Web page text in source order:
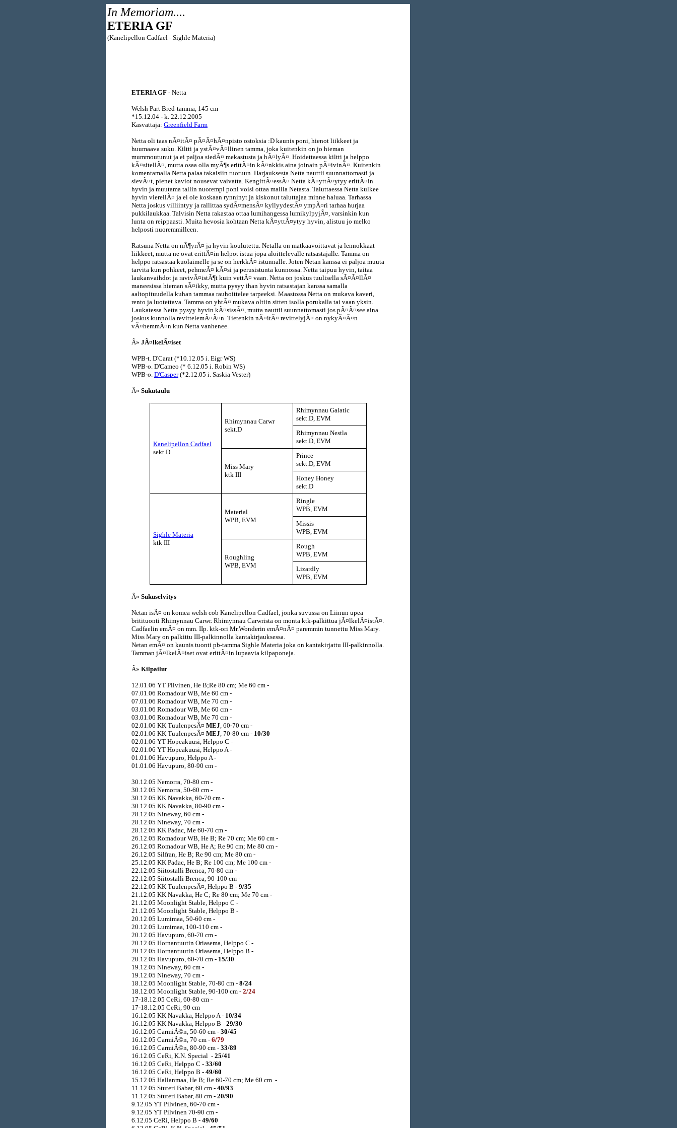
In Memoriam....
ETERIA GF
(Kanelipellon Cadfael - Sighle Materia)
ETERIA GF - Netta
Welsh Part Bred-tamma, 145 cm
*15.12.04 - k. 22.12.2005
Kasvattaja: Greenfield Farm
Netta oli taas nÃ¤itÃ¤ pÃ¤Ã¤hÃ¤npisto ostoksia :D kaunis poni, hienot liikkeet ja
huumaava suku. Kiltti ja ystÃ¤vÃ¤llinen tamma, joka kuitenkin on jo hieman
mummoutunut ja ei paljoa siedÃ¤ mekastusta ja hÃ¤lyÃ¤. Hoidettaessa kiltti ja helppo
kÃ¤sitellÃ¤, mutta osaa olla myÃ¶s erittÃ¤in kÃ¤nkkis aina joinain pÃ¤ivinÃ¤. Kuitenkin
komentamalla Netta palaa takaisiin ruotuun. Harjauksesta Netta nauttii suunnattomasti ja
sievÃ¤t, pienet kaviot nousevat vaivatta. KengittÃ¤essÃ¤ Netta kÃ¤yttÃ¤ytyy erittÃ¤in
hyvin ja muutama tallin nuorempi poni voisi ottaa mallia Netasta. Taluttaessa Netta kulkee
hyvin vierellÃ¤ ja ei ole koskaan rynninyt ja kiskonut taluttajaa minne haluaa. Tarhassa
Netta joskus villiintyy ja rallittaa sydÃ¤mensÃ¤ kyllyydestÃ¤ ympÃ¤ri tarhaa hurjaa
pukkilaukkaa. Talvisin Netta rakastaa ottaa lumihangessa lumikylpyjÃ¤, varsinkin kun
lunta on reippaasti. Muita hevosia kohtaan Netta kÃ¤yttÃ¤ytyy hyvin, alistuu jo melko
helposti nuoremmilleen.
Ratsuna Netta on nÃ¶yrÃ¤ ja hyvin koulutettu. Netalla on matkaavoittavat ja lennokkaat
liikkeet, mutta ne ovat erittÃ¤in helpot istua jopa aloittelevalle ratsastajalle. Tamma on
helppo ratsastaa kuolaimelle ja se on herkkÃ¤ istunnalle. Joten Netan kanssa ei paljoa muuta
tarvita kun pohkeet, pehmeÃ¤ kÃ¤si ja perusistunta kunnossa. Netta taipuu hyvin, taitaa
laukanvaihdot ja ravivÃ¤istÃ¶t kuin vettÃ¤ vaan. Netta on joskus tuulisella sÃ¤Ã¤llÃ¤
maneesissa hieman sÃ¤ikky, mutta pysyy ihan hyvin ratsastajan kanssa samalla
aaltopituudella kuhan tammaa rauhoittelee tarpeeksi. Maastossa Netta on mukava kaveri,
rento ja luotettava. Tamma on yhtÃ¤ mukava oltiin sitten isolla porukalla tai vaan yksin.
Laukatessa Netta pysyy hyvin kÃ¤sissÃ¤, mutta nauttii suunnattomasti jos pÃ¤Ã¤see aina
joskus kunnolla revittelemÃ¤Ã¤n. Tietenkin nÃ¤itÃ¤ revittelyjÃ¤ on nykyÃ¤Ã¤n
vÃ¤hemmÃ¤n kun Netta vanhenee.
Â» JÃ¤lkelÃ¤iset
WPB-t. D'Carat (*10.12.05 i. Eigr WS)
WPB-o. D'Cameo (* 6.12.05 i. Robin WS)
WPB-o. D'Casper(*2.12.05 i. Saskia Vester)
Â» Sukutaulu
Kanelipellon Cadfael
sekt.D
Rhimynnau Carwr
sekt.D
Rhimynnau Galatic
sekt.D, EVM
Rhimynnau Nestla
sekt.D, EVM
Miss Mary
ktk III
Prince
sekt.D, EVM
Honey Honey
sekt.D
Sighle Materia
ktk III
Material
WPB, EVM
Ringle
WPB, EVM
Missis
WPB, EVM
Roughling
WPB, EVM
Rough
WPB, EVM
Lizardly
WPB, EVM
Â» Sukuselvitys
Netan isÃ¤ on komea welsh cob Kanelipellon Cadfael, jonka suvussa on Liinun upea
britituonti Rhimynnau Carwr. Rhimynnau Carwrista on monta ktk-palkittua jÃ¤lkelÃ¤istÃ¤.
Cadfaelin emÃ¤ on mm. IIp. ktk-ori Mr.Wonderin emÃ¤nÃ¤ paremmin tunnettu Miss Mary.
Miss Mary on palkittu III-palkinnolla kantakirjauksessa.
Netan emÃ¤ on kaunis tuonti pb-tamma Sighle Materia joka on kantakirjattu III-palkinnolla.
Tamman jÃ¤lkelÃ¤iset ovat erittÃ¤in lupaavia kilpaponeja.
Â» Kilpailut
12.01.06 YT Pilvinen, He B;Re 80 cm; Me 60 cm -
07.01.06 Romadour WB, Me 60 cm -
07.01.06 Romadour WB, Me 70 cm -
03.01.06 Romadour WB, Me 60 cm -
03.01.06 Romadour WB, Me 70 cm -
02.01.06 KK TuulenpesÃ¤ MEJ, 60-70 cm -
02.01.06 KK TuulenpesÃ¤ MEJ, 70-80 cm - 10/30
02.01.06 YT Hopeakuusi, Helppo C -
02.01.06 YT Hopeakuusi, Helppo A -
01.01.06 Havupuro, Helppo A -
01.01.06 Havupuro, 80-90 cm -
30.12.05 Nemorra, 70-80 cm -
30.12.05 Nemorra, 50-60 cm -
30.12.05 KK Navakka, 60-70 cm -
30.12.05 KK Navakka, 80-90 cm -
28.12.05 Nineway, 60 cm -
28.12.05 Nineway, 70 cm -
28.12.05 KK Padac, Me 60-70 cm -
26.12.05 Romadour WB, He B; Re 70 cm; Me 60 cm -
26.12.05 Romadour WB, He A; Re 90 cm; Me 80 cm -
26.12.05 Silfran, He B; Re 90 cm; Me 80 cm -
25.12.05 KK Padac, He B; Re 100 cm; Me 100 cm -
22.12.05 Siitostalli Brenca, 70-80 cm -
22.12.05 Siitostalli Brenca, 90-100 cm -
22.12.05 KK TuulenpesÃ¤, Helppo B - 9/35
21.12.05 KK Navakka, He C; Re 80 cm; Me 70 cm -
21.12.05 Moonlight Stable, Helppo C -
21.12.05 Moonlight Stable, Helppo B -
20.12.05 Lumimaa, 50-60 cm -
20.12.05 Lumimaa, 100-110 cm -
20.12.05 Havupuro, 60-70 cm -
20.12.05 Hornantuutin Oriasema, Helppo C -
20.12.05 Hornantuutin Oriasema, Helppo B -
20.12.05 Havupuro, 60-70 cm - 15/30
19.12.05 Nineway, 60 cm -
19.12.05 Nineway, 70 cm -
18.12.05 Moonlight Stable, 70-80 cm - 8/24
18.12.05 Moonlight Stable, 90-100 cm - 2/24
17-18.12.05 CeRi, 60-80 cm -
17-18.12.05 CeRi, 90 cm
16.12.05 KK Navakka, Helppo A - 10/34
16.12.05 KK Navakka, Helppo B - 29/30
16.12.05 CarmiÃ©n, 50-60 cm - 30/45
16.12.05 CarmiÃ©n, 70 cm - 6/79
16.12.05 CarmiÃ©n, 80-90 cm - 33/89
16.12.05 CeRi, K.N. Special - 25/41
16.12.05 CeRi, Helppo C - 33/60
16.12.05 CeRi, Helppo B - 49/60
15.12.05 Hallanmaa, He B; Re 60-70 cm; Me 60 cm -
11.12.05 Stuteri Babar, 60 cm - 40/93
11.12.05 Stuteri Babar, 80 cm - 20/90
9.12.05 YT Pilvinen, 60-70 cm -
9.12.05 YT Pilvinen 70-90 cm -
6.12.05 CeRi, Helppo B - 49/60